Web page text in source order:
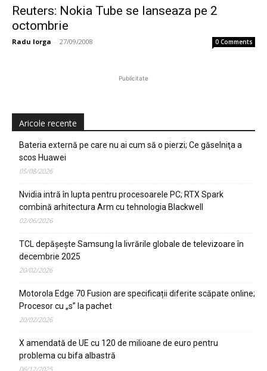
Reuters: Nokia Tube se lanseaza pe 2
octombrie
Radu Iorga - 27/09/2008 0 Comments
Publicitate
Aricole recente
Bateria externă pe care nu ai cum să o pierzi; Ce găselniţa a
scos Huawei
05/08/2026
Nvidia intră în lupta pentru procesoarele PC; RTX Spark
combină arhitectura Arm cu tehnologia Blackwell
02/06/2026
TCL depășește Samsung la livrările globale de televizoare în
decembrie 2025
20/02/2026
Motorola Edge 70 Fusion are specificații diferite scăpate online;
Procesor cu „s” la pachet
20/02/2026
X amendată de UE cu 120 de milioane de euro pentru
problema cu bifa albastră
06/12/2025